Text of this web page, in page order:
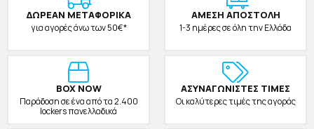
ΔΩΡΕAΝ ΜΕΤΑΦΟΡΙΚΑ
για αγορές άνω των 50€*
ΑΜΕΣΗ ΑΠΟΣΤΟΛΗ
1-3 ημέρες σε όλη την Ελλάδα
BOX NOW
Παράδοση σε ένα από τα 2.400
lockers πανελλαδικά
ΑΣΥΝΑΓΩΝΙΣΤΕΣ ΤΙΜΕΣ
Οι καλύτερες τιμές της αγοράς